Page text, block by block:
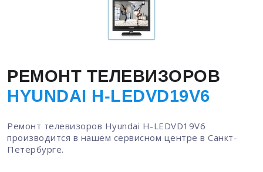
РЕМОНТ ТЕЛЕВИЗОРОВ
HYUNDAI H-LEDVD19V6
Ремонт телевизоров Hyundai H-LEDVD19V6
производится в нашем сервисном центре в Санкт-
Петербурге.